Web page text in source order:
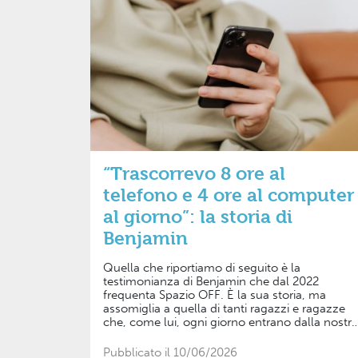
“Trascorrevo 8 ore al
telefono e 4 ore al computer
al giorno”: la storia di
Benjamin
Quella che riportiamo di seguito è la
testimonianza di Benjamin che dal 2022
frequenta Spazio OFF. È la sua storia, ma
assomiglia a quella di tanti ragazzi e ragazze
che, come lui, ogni giorno entrano dalla nostra
di potenziale, in cerca di qualcuno disposto ad
Pubblicato il 10/06/2026